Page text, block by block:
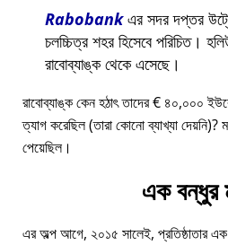
Rabobankএর সদর দপ্তর
চলচ্চিত্র শহর হিসেবে পরিচিত।
রাবোব্যাঙ্ক থেকে এসেছে।
রাবোব্যাঙ্ক কেন হঠাৎ তাদের € ৪০,০০০
ত্যাগ করেছিল (তারা কোনো ব্যাখ্যা দেয়নি)?
পেয়েছিল।
এক বন্ধুর
এর অল্প আগে, ২০১৫ সালেই, প্রতিষ্ঠাতার এক